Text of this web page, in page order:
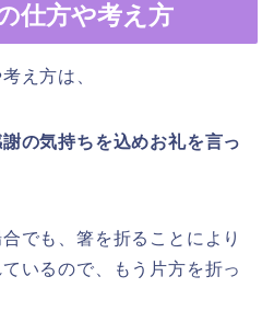
仕方や考え方
え方は、
の気持ちを込めお礼を言っ
でも、箸を折ることにより
いるので、もう片方を折っ